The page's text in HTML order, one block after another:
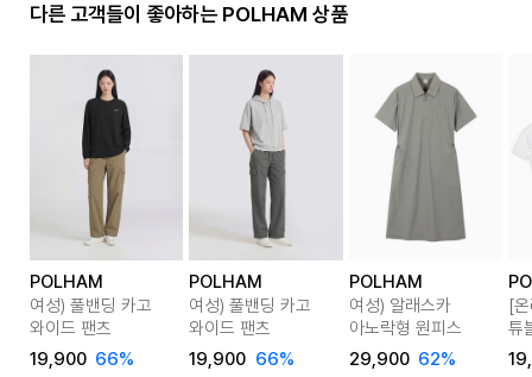
다른 고객들이 좋아하는 POLHAM 상품
POLHAM
여성) 풀밴딩 카고
와이드 팬츠
19,900 66%
POLHAM
여성) 풀밴딩 카고
와이드 팬츠
19,900 66%
POLHAM
여성) 알래스카
아노락형 원피스
29,900 62%
[
튜